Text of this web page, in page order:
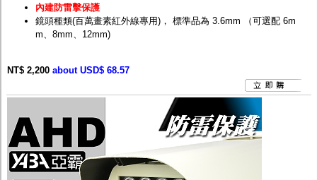
內建防雷擊保護
鏡頭種類(百萬畫素紅外線專用)， 標準品為 3.6mm （可選配 6m
m、8mm、12mm)
NT$ 2,200 about USD$ 68.57